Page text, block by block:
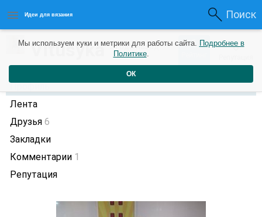
Идеи для вязания Поиск
Vitusyka2 года назад 1 0
Профиль
Лента
Друзья 6
Закладки
Комментарии 1
Репутация
Мы используем куки и метрики для работы сайта. Подробнее в
Политике.
ОК